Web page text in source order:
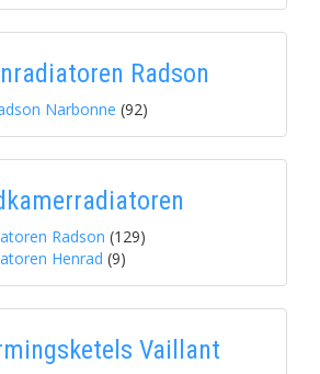
Radson
Narbonne (92)
Radson (129)
Henrad (9)
Vaillant